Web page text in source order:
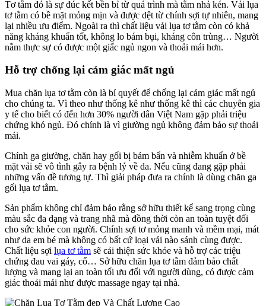
Tơ tằm đó là sự đúc kết bền bỉ từ quá trình mà tằm nhả kén. Vải lụa
tơ tằm có bề mặt mỏng mịn và được dệt từ chính sợi tự nhiên, mang
lại nhiều ưu điểm. Ngoài ra thì chất liệu vải lụa tơ tằm còn có khả
năng kháng khuẩn tốt, không lo bám bụi, kháng côn trùng… Người
nằm thực sự có được một giấc ngủ ngon và thoải mái hơn.
Hỗ trợ chống lại cảm giác mất ngủ
Mua chăn lụa tơ tằm còn là bí quyết để chống lại cảm giác mất ngủ
cho chúng ta. Vì theo như thống kê như thống kê thì các chuyên gia
y tế cho biết có đến hơn 30% người dân Việt Nam gặp phải triệu
chứng khó ngủ. Đó chính là vì giường ngủ không đảm bảo sự thoải
mái.
Chính ga giường, chăn hay gối bị bám bẩn và nhiễm khuẩn ở bề
mặt vải sẽ vô tình gây ra bệnh lý về da. Nếu cũng đang gặp phải
những vấn đề tương tự. Thì giải pháp đưa ra chính là dùng chăn ga
gối lụa tơ tằm.
Sản phẩm không chỉ đảm bảo rằng sở hữu thiết kế sang trọng cùng
màu sắc đa dạng và trang nhã mà đồng thời còn an toàn tuyệt đối
cho sức khỏe con người. Chính sợi tơ mỏng manh và mềm mại, mát
như da em bé mà không có bất cứ loại vải nào sánh cùng được.
Chất liệu sợi lụa tơ tằm sẽ cải thiện sức khỏe và hỗ trợ các triệu
chứng đau vai gáy, cổ… Sở hữu chăn lụa tơ tằm đảm bảo chất
lượng và mang lại an toàn tối ưu đối với người dùng, có được cảm
giác thoải mái như được massage ngay tại nhà.